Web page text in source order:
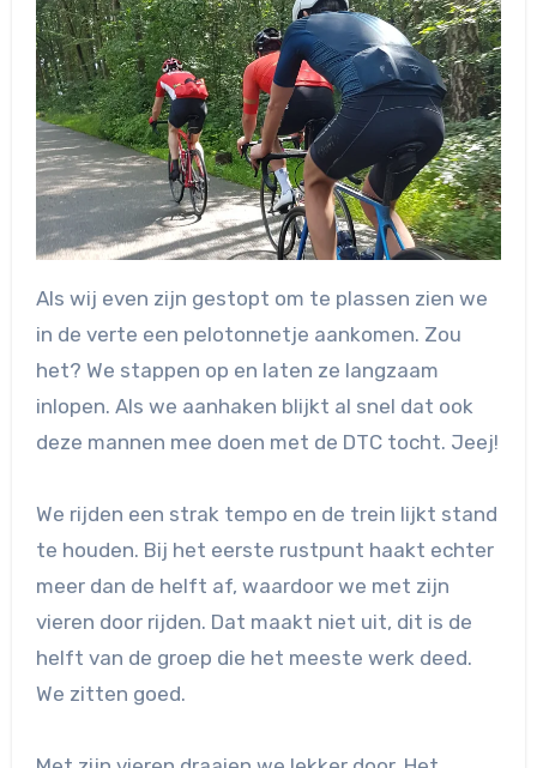
Als wij even zijn gestopt om te plassen zien we
in de verte een pelotonnetje aankomen. Zou
het? We stappen op en laten ze langzaam
inlopen. Als we aanhaken blijkt al snel dat ook
deze mannen mee doen met de DTC tocht. Jeej!
We rijden een strak tempo en de trein lijkt stand
te houden. Bij het eerste rustpunt haakt echter
meer dan de helft af, waardoor we met zijn
vieren door rijden. Dat maakt niet uit, dit is de
helft van de groep die het meeste werk deed.
We zitten goed.